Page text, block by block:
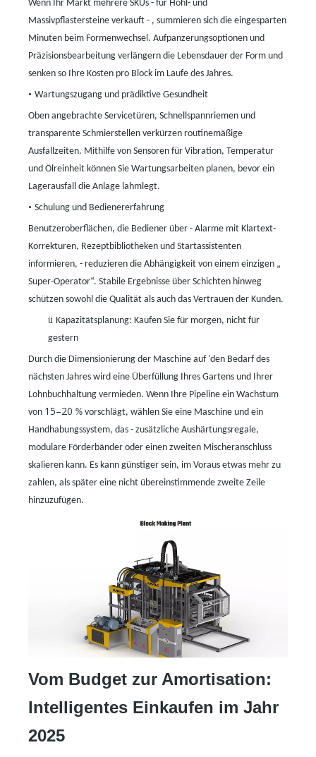
Wenn Ihr Markt mehrere SKUs - für Hohl- und
Massivpflastersteine ​​verkauft - , summieren sich die eingesparten
Minuten beim Formenwechsel. Aufpanzerungsoptionen und
Präzisionsbearbeitung verlängern die Lebensdauer der Form und
senken so Ihre Kosten pro Block im Laufe des Jahres.
• Wartungszugang und prädiktive Gesundheit
Oben angebrachte Servicetüren, Schnellspannriemen und
transparente Schmierstellen verkürzen routinemäßige
Ausfallzeiten. Mithilfe von Sensoren für Vibration, Temperatur
und Ölreinheit können Sie Wartungsarbeiten planen, bevor ein
Lagerausfall die Anlage lahmlegt.
• Schulung und Bedienererfahrung
Benutzeroberflächen, die Bediener über - Alarme mit Klartext-
Korrekturen, Rezeptbibliotheken und Startassistenten
informieren, - reduzieren die Abhängigkeit von einem einzigen „
Super-Operator“. Stabile Ergebnisse über Schichten hinweg
schützen sowohl die Qualität als auch das Vertrauen der Kunden.
ü Kapazitätsplanung: Kaufen Sie für morgen, nicht für
gestern
Durch die Dimensionierung der Maschine auf 'den Bedarf des
nächsten Jahres wird eine Überfüllung Ihres Gartens und Ihrer
Lohnbuchhaltung vermieden. Wenn Ihre Pipeline ein Wachstum
von 15–20 % vorschlägt, wählen Sie eine Maschine und ein
Handhabungssystem, das - zusätzliche Aushärtungsregale,
modulare Förderbänder oder einen zweiten Mischeranschluss
skalieren kann. Es kann günstiger sein, im Voraus etwas mehr zu
zahlen, als später eine nicht übereinstimmende zweite Zeile
hinzuzufügen.
Vom Budget zur Amortisation:
Intelligentes Einkaufen im Jahr
2025